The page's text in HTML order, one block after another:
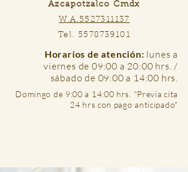
Horarios de atención: lunes a
viernes de 09:00 a 20:00 hrs. /
sábado de 09:00 a 14:00 hrs.
Azcapotzalco Cmdx
W.A.5527311137
Tel. 5578739101
Domingo de 9:00 a 14:00 hrs. "Previa cita
24 hrs con pago anticipado"